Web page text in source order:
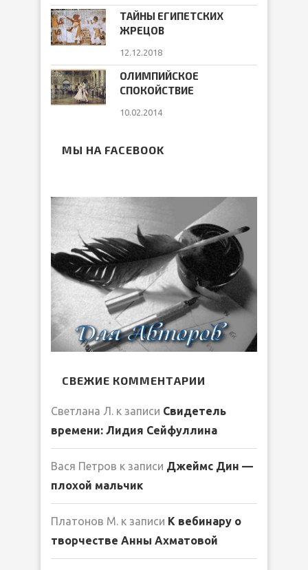
ТАЙНЫ ЕГИПЕТСКИХ
ЖРЕЦОВ
12.12.2018
ОЛИМПИЙСКОЕ
СПОКОЙСТВИЕ
10.02.2014
МЫ НА FACEBOOK
СВЕЖИЕ КОММЕНТАРИИ
Светлана Л. к записи Свидетель
времени: Лидия Сейфуллина
Вася Петров к записи Джеймс Дин —
плохой мальчик
Платонов М. к записи К вебинару о
творчестве Анны Ахматовой